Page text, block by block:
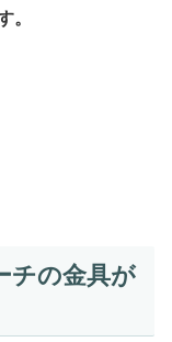
。
チの金具が